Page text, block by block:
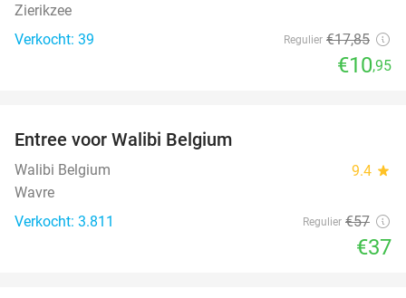
Zierikzee
Verkocht: 39
Regulier €17,85
€10,95
Entree voor Walibi Belgium
Walibi Belgium 9.4 star
Wavre
Verkocht: 3.811
Regulier €57
€37